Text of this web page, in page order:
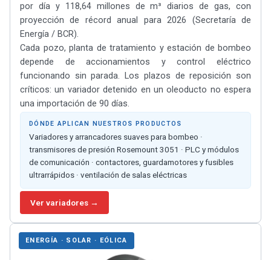
por día y 118,64 millones de m³ diarios de gas, con
proyección de récord anual para 2026 (Secretaría de
Energía / BCR).
Cada pozo, planta de tratamiento y estación de bombeo
depende de accionamientos y control eléctrico
funcionando sin parada. Los plazos de reposición son
críticos: un variador detenido en un oleoducto no espera
una importación de 90 días.
DÓNDE APLICAN NUESTROS PRODUCTOS
Variadores y arrancadores suaves para bombeo ·
transmisores de presión Rosemount 3051 · PLC y módulos
de comunicación · contactores, guardamotores y fusibles
ultrarrápidos · ventilación de salas eléctricas
Ver variadores →
ENERGÍA · SOLAR · EÓLICA